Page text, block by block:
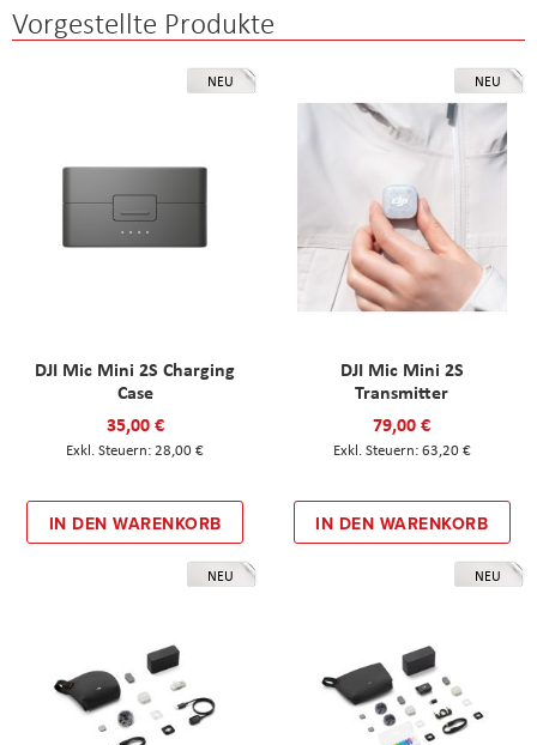
Vorgestellte Produkte
NEU
DJI Mic Mini 2S Charging
Case
35,00 €
28,00 €
IN DEN WARENKORB
NEU
DJI Mic Mini 2S
Transmitter
79,00 €
63,20 €
IN DEN WARENKORB
NEU NEU